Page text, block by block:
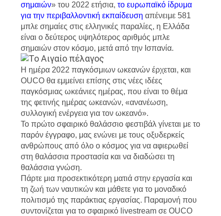
σημαιών» του 2022 ετήσια, το ευρωπαϊκό ίδρυμα
για την περιβαλλοντική εκπαίδευση απένειμε 581
μπλε σημαίες στις ελληνικές παραλίες, η Ελλάδα
είναι ο δεύτερος υψηλότερος αριθμός μπλε
σημαιών στον κόσμο, μετά από την Ισπανία.
Η ημέρα 2022 παγκόσμιων ωκεανών έρχεται, και
OUCO θα εμμείνει επίσης στις νέες ιδέες
παγκόσμιας ωκεάνιες ημέρας, που είναι το θέμα
της φετινής ημέρας ωκεανών, «ανανέωση,
συλλογική ενέργεια για τον ωκεανό».
Το πρώτο σφαιρικό θαλάσσιο φεστιβάλ γίνεται με το
παρόν έγγραφο, μας ενώνει με τους οξυδερκείς
ανθρώπους από όλο ο κόσμος για να αφιερωθεί
στη θαλάσσια προστασία και να διαδώσει τη
θαλάσσια γνώση.
Πάρτε μια προσεκτικότερη ματιά στην εργασία και
τη ζωή των ναυτικών και μάθετε για το μοναδικό
πολιτισμό της παράκτιας εργασίας. Παραμονή που
συντονίζεται για το σφαιρικό livestream σε OUCO